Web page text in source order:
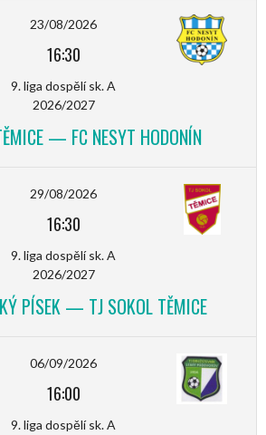
23/08/2026
16:30
9. liga dospělí sk. A
2026/2027
— FC NESYT HODONÍN
29/08/2026
16:30
9. liga dospělí sk. A
2026/2027
PÍSEK — TJ SOKOL TĚMICE
06/09/2026
16:00
9. liga dospělí sk. A